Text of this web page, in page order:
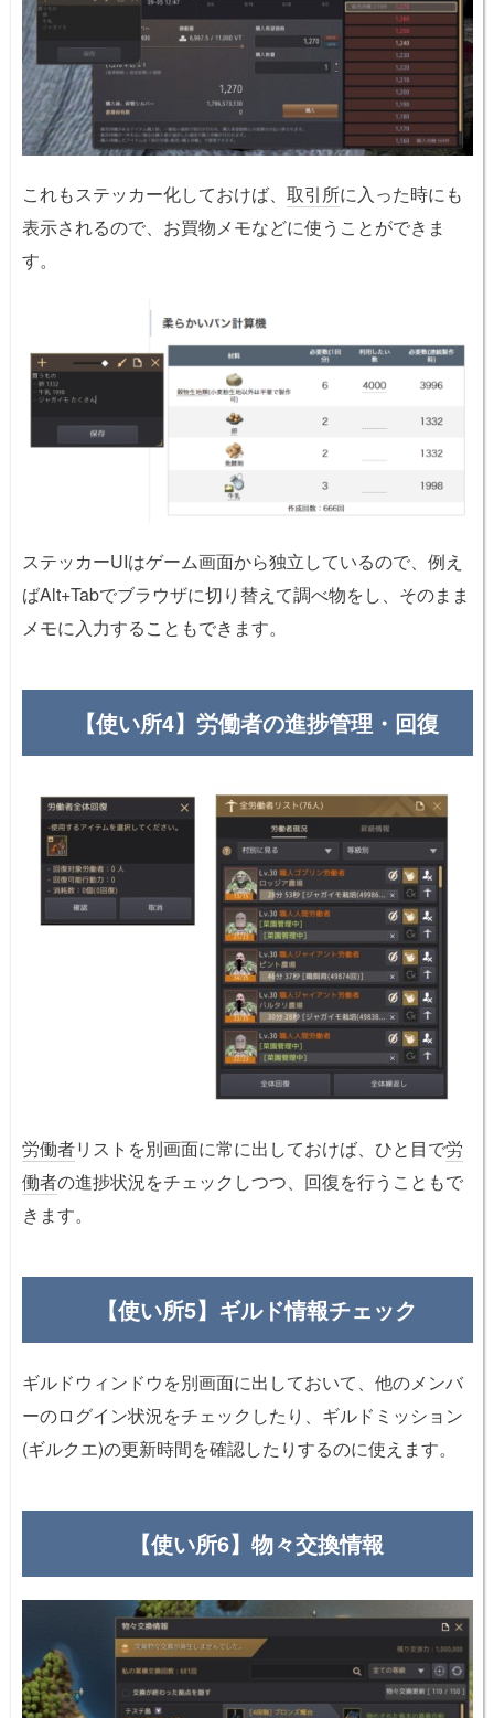
これもステッカー化しておけば、 取引所に入った時にも
表示されるので、お買物メモなどに使うことができま
す。
ステッカーUIはゲーム画面から独立しているので、例え
ばAlt+Tabでブラウザに切り替えて調べ物をし、そのまま
メモに入力することもできます。
【使い所4】労働者の進捗管理・回復
労働者リストを別画面に常に出しておけば、ひと目で労
働者の進捗状況をチェックしつつ、回復を行うこともで
きます。
【使い所5】ギルド情報チェック
ギルドウィンドウを別画面に出しておいて、他のメンバ
ーのログイン状況をチェックしたり、ギルドミッション
(ギルクエ)の更新時間を確認したりするのに使えます。
【使い所6】物々交換情報